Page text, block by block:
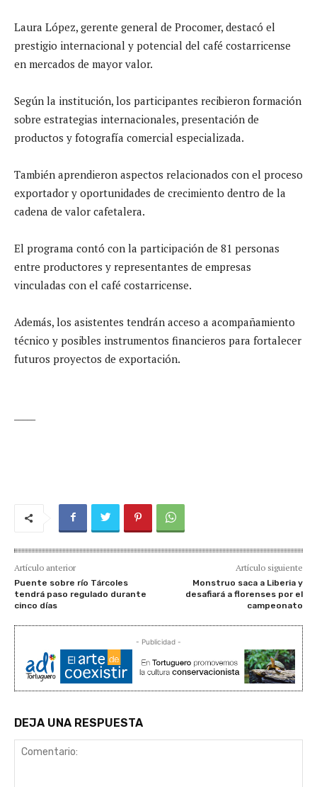
Laura López, gerente general de Procomer, destacó el
prestigio internacional y potencial del café costarricense
en mercados de mayor valor.
Según la institución, los participantes recibieron formación
sobre estrategias internacionales, presentación de
productos y fotografía comercial especializada.
También aprendieron aspectos relacionados con el proceso
exportador y oportunidades de crecimiento dentro de la
cadena de valor cafetalera.
El programa contó con la participación de 81 personas
entre productores y representantes de empresas
vinculadas con el café costarricense.
Además, los asistentes tendrán acceso a acompañamiento
técnico y posibles instrumentos financieros para fortalecer
futuros proyectos de exportación.
Artículo anterior
Puente sobre río Tárcoles
tendrá paso regulado durante
cinco días
Artículo siguiente
Monstruo saca a Liberia y
desafiará a florenses por el
campeonato
- Publicidad -
DEJA UNA RESPUESTA